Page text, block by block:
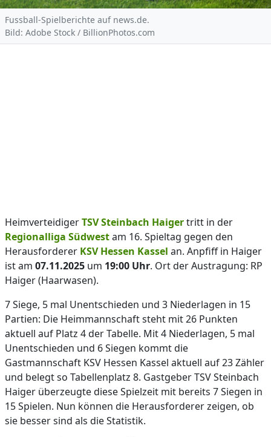
Fussball-Spielberichte auf news.de.
Bild: Adobe Stock / BillionPhotos.com
HeimverteidigerTSV Steinbach Haigertritt in der
Regionalliga Südwestam 16. Spieltag gegen den
Herausforderer KSV Hessen Kassel an. Anpfiff in Haiger
ist am 07.11.2025 um 19:00 Uhr. Ort der Austragung: RP
Haiger (Haarwasen).
7 Siege, 5 mal Unentschieden und 3 Niederlagen in 15
Partien: Die Heimmannschaft steht mit 26 Punkten
aktuell auf Platz 4 der Tabelle. Mit 4 Niederlagen, 5 mal
Unentschieden und 6 Siegen kommt die
Gastmannschaft KSV Hessen Kassel aktuell auf 23 Zähler
und belegt so Tabellenplatz 8. Gastgeber TSV Steinbach
Haiger überzeugte diese Spielzeit mit bereits 7 Siegen in
15 Spielen. Nun können die Herausforderer zeigen, ob
sie besser sind als die Statistik.